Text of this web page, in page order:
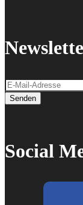
Senden
Social